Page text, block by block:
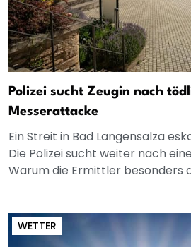
Polizei sucht Zeugin nach
Messerattacke
Ein Streit in Bad Langensalza
Die Polizei sucht weiter nach
Warum die Ermittler besonders
WETTER